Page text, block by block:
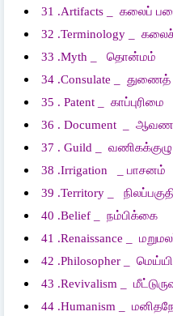
31 .Artifacts _ கலைப்
32 .Terminology _
33 .Myth _ தொன்மம்
34 .Consulate _ துணைத்
35 . Patent _ காப்புரிமை
36 . Document _
37 . Guild _ வணிகக்குழு
38 .Irrigation _ பாசனம்
39 .Territory _ நிலப்பகுதி
40 .Belief _ நம்பிக்கை
41 .Renaissance _
42 .Philosopher _
43 .Revivalism _
44 .Humanism _